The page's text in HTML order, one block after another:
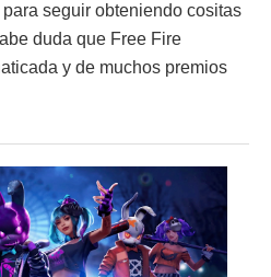
seguir obteniendo cositas
duda que Free Fire
y de muchos premios